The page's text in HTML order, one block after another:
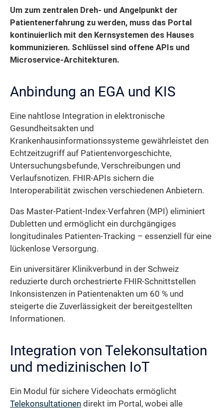
Um zum zentralen Dreh- und Angelpunkt der
Patientenerfahrung zu werden, muss das Portal
kontinuierlich mit den Kernsystemen des Hauses
kommunizieren. Schlüssel sind offene APIs und
Microservice-Architekturen.
Anbindung an EGA und KIS
Eine nahtlose Integration in elektronische
Gesundheitsakten und
Krankenhausinformationssysteme gewährleistet den
Echtzeitzugriff auf Patientenvorgeschichte,
Untersuchungsbefunde, Verschreibungen und
Verlaufsnotizen. FHIR-APIs sichern die
Interoperabilität zwischen verschiedenen Anbietern.
Das Master-Patient-Index-Verfahren (MPI) eliminiert
Dubletten und ermöglicht ein durchgängiges
longitudinales Patienten-Tracking – essenziell für eine
lückenlose Versorgung.
Ein universitärer Klinikverbund in der Schweiz
reduzierte durch orchestrierte FHIR-Schnittstellen
Inkonsistenzen in Patientenakten um 60 % und
steigerte die Zuverlässigkeit der bereitgestellten
Informationen.
Integration von Telekonsultation
und medizinischen IoT
Ein Modul für sichere Videochats ermöglicht
Telekonsultationen direkt im Portal, wobei alle